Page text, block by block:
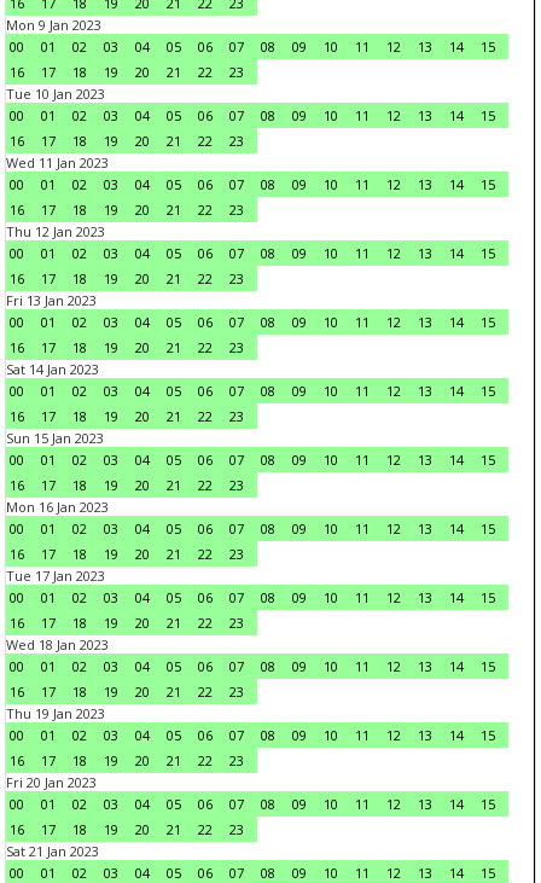
Mon 9 Jan 2023
00
01 02 03 04 05 06 07 08 09 10 11 12 13 14
15
16
17 18 19 20 21 22
23
Tue 10 Jan 2023
00
01 02 03 04 05 06 07 08 09 10 11 12 13 14
15
16
17 18 19 20 21 22
23
Wed 11 Jan 2023
00
01 02 03 04 05 06 07 08 09 10 11 12 13 14
15
16
17 18 19 20 21 22
23
Thu 12 Jan 2023
00
01 02 03 04 05 06 07 08 09 10 11 12 13 14
15
16
17 18 19 20 21 22
23
Fri 13 Jan 2023
00
01 02 03 04 05 06 07 08 09 10 11 12 13 14
15
16
17 18 19 20 21 22
23
Sat 14 Jan 2023
00
01 02 03 04 05 06 07 08 09 10 11 12 13 14
15
16
17 18 19 20 21 22
23
Sun 15 Jan 2023
00
01 02 03 04 05 06 07 08 09 10 11 12 13 14
15
16
17 18 19 20 21 22
23
Mon 16 Jan 2023
00
01 02 03 04 05 06 07 08 09 10 11 12 13 14
15
16
17 18 19 20 21 22
23
Tue 17 Jan 2023
00
01 02 03 04 05 06 07 08 09 10 11 12 13 14
15
16
17 18 19 20 21 22
23
Wed 18 Jan 2023
00
01 02 03 04 05 06 07 08 09 10 11 12 13 14
15
16
17 18 19 20 21 22
23
Thu 19 Jan 2023
00
01 02 03 04 05 06 07 08 09 10 11 12 13 14
15
16
17 18 19 20 21 22
23
Fri 20 Jan 2023
00
01 02 03 04 05 06 07 08 09 10 11 12 13 14
15
16
17 18 19 20 21 22
23
Sat 21 Jan 2023
00
01 02 03 04 05 06 07 08 09 10 11 12 13 14
15